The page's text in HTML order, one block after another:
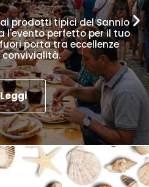
prodotti tipici del Sannio
l'evento perfetto per il tuo
porta tra eccellenze
convivialità.
Leggi